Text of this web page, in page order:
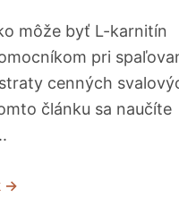
môže byť L-karnitín
pri
cenných
článku sa naučíte
→